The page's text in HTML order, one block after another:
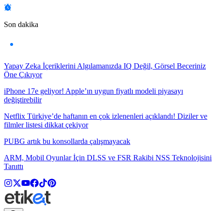
Son dakika
Yapay Zeka İçeriklerini Algılamanızda IQ Değil, Görsel Beceriniz
Öne Çıkıyor
iPhone 17e geliyor! Apple’ın uygun fiyatlı modeli piyasayı
değiştirebilir
Netflix Türkiye’de haftanın en çok izlenenleri açıklandı! Diziler ve
filmler listesi dikkat çekiyor
PUBG artık bu konsollarda çalışmayacak
ARM, Mobil Oyunlar İçin DLSS ve FSR Rakibi NSS Teknolojisini
Tanıttı